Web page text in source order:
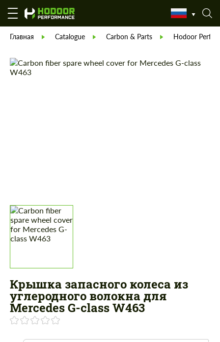
Главная Catalogue Carbon & Parts Hodoor
Крышка запасного колеса из
углеродного волокна для
Mercedes G-class W463